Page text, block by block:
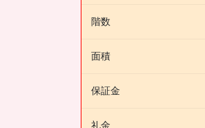
階数
面積
保証金
礼金